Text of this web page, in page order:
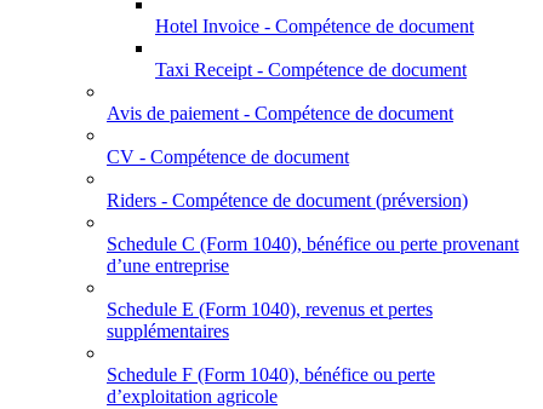
Hotel Invoice - Compétence de document
Taxi Receipt - Compétence de document
Avis de paiement - Compétence de document
CV - Compétence de document
Riders - Compétence de document (préversion)
Schedule C (Form 1040), bénéfice ou perte provenant
d’une entreprise
Schedule E (Form 1040), revenus et pertes
supplémentaires
Schedule F (Form 1040), bénéfice ou perte
d’exploitation agricole